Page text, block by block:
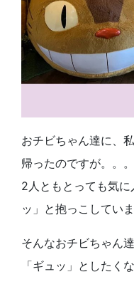
おチビちゃん達に、
帰ったのですが。。。
2人ともとっても気に
ッ」と抱っこしていま
そんなおチビちゃん
「ギュッ」としたく